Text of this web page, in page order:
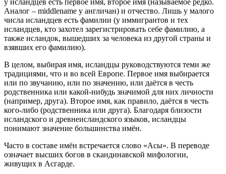
у исландцев есть первое имя, второе имя (называемое редко.
Аналог – middlename у англичан) и отчество. Лишь у малого
числа исландцев есть фамилии (у иммигрантов и тех
исландцев, кто захотел зарегистрировать себе фамилию, а
также исландок, вышедших за человека из другой страны и
взявших его фамилию).
В целом, выбирая имя, исландцы руководствуются теми же
традициями, что и во всей Европе. Первое имя выбирается
или по звучанию, или по значению, или даётся в честь
родственника или какой-нибудь значимой для них личности
(например, друга). Второе имя, как правило, даётся в честь
кого-либо (родственника или друга). Благодаря близости
исландского и древнеисландского языков, исландцы
понимают значение большинства имён.
Часто в составе имён встречается слово «Асы». В переводе
означает высших богов в скандинавской мифологии,
живущих в Асгарде.